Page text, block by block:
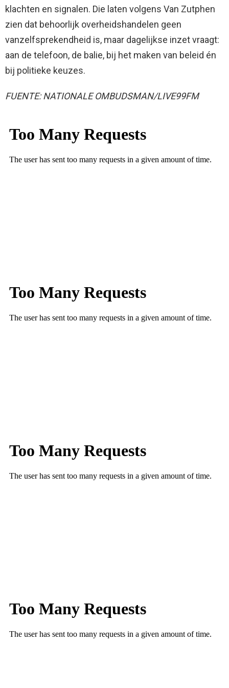
klachten en signalen. Die laten volgens Van Zutphen
zien dat behoorlijk overheidshandelen geen
vanzelfsprekendheid is, maar dagelijkse inzet vraagt:
aan de telefoon, de balie, bij het maken van beleid én
bij politieke keuzes.
FUENTE: NATIONALE OMBUDSMAN/LIVE99FM